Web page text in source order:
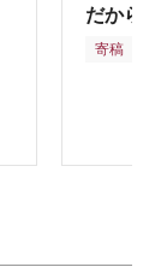
だから
寄稿